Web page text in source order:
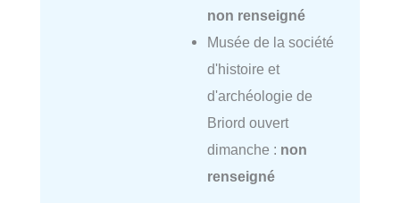
non renseigné
Musée de la société
d'histoire et
d'archéologie de
Briord ouvert
dimanche : non
renseigné